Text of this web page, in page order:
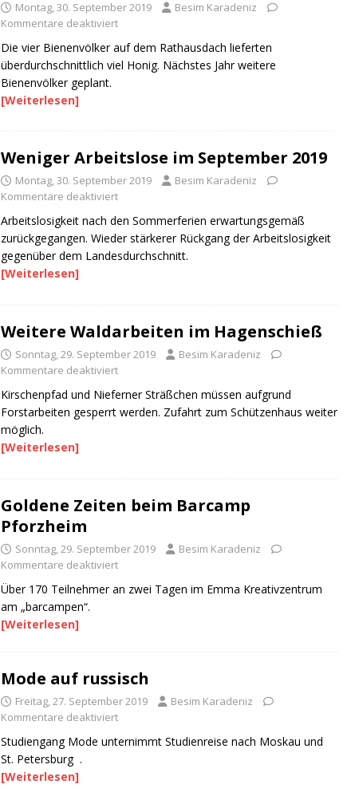
Montag, 30. September 2019
Besim Karadeniz
Kommentare deaktiviert
Die vier Bienenvölker auf dem Rathausdach lieferten
überdurchschnittlich viel Honig. Nächstes Jahr weitere
Bienenvölker geplant.
[Weiterlesen]
Weniger Arbeitslose im September 2019
Montag, 30. September 2019
Besim Karadeniz
Kommentare deaktiviert
Arbeitslosigkeit nach den Sommerferien erwartungsgemäß
zurückgegangen. Wieder stärkerer Rückgang der Arbeitslosigkeit
gegenüber dem Landesdurchschnitt.
[Weiterlesen]
Weitere Waldarbeiten im Hagenschieß
Sonntag, 29. September 2019
Besim Karadeniz
Kommentare deaktiviert
Kirschenpfad und Nieferner Sträßchen müssen aufgrund
Forstarbeiten gesperrt werden. Zufahrt zum Schützenhaus weiter
möglich.
[Weiterlesen]
Goldene Zeiten beim Barcamp
Pforzheim
Sonntag, 29. September 2019
Besim Karadeniz
Kommentare deaktiviert
Über 170 Teilnehmer an zwei Tagen im Emma Kreativzentrum
am „barcampen“.
[Weiterlesen]
Mode auf russisch
Freitag, 27. September 2019
Besim Karadeniz
Kommentare deaktiviert
Studiengang Mode unternimmt Studienreise nach Moskau und
St. Petersburg .
[Weiterlesen]